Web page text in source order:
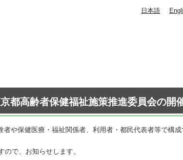
日本語
都高齢者保健福祉施策推進委員会の開
や保健医療・福祉関係者、利用者・都民代表者等で構
で、お知らせします。